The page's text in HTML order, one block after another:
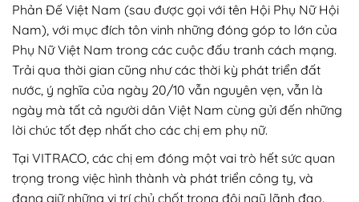
Phản Đế Việt Nam (sau được gọi với tên Hội Phụ Nữ Hội
Nam), với mục đích tôn vinh những đóng góp to lớn của
Phụ Nữ Việt Nam trong các cuộc đấu tranh cách mạng.
Trải qua thời gian cũng như các thời kỳ phát triển đất
nước, ý nghĩa của ngày 20/10 vẫn nguyên vẹn, vẫn là
ngày mà tất cả người dân Việt Nam cùng gửi đến những
lời chúc tốt đẹp nhất cho các chị em phụ nữ.
Tại VITRACO, các chị em đóng một vai trò hết sức quan
trọng trong việc hình thành và phát triển công ty, và
đang giữ những vị trí chủ chốt trong đội ngũ lãnh đạo.